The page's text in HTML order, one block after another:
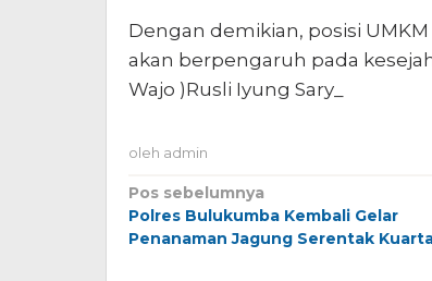
Dengan demikian, posisi
akan berpengaruh pada
Wajo )Rusli Iyung Sary_
oleh admin
Navigasi
pos
Pos sebelumnya
Polres Bulukumba Kembali Gelar
Penanaman Jagung Serentak